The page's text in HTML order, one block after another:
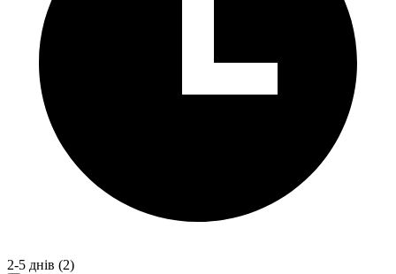
2-5 днів (2)